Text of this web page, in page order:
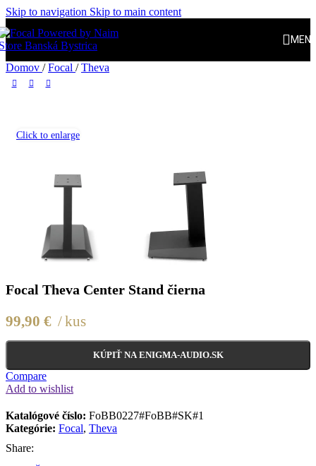
Skip to navigation Skip to main content
Domov / Focal / Theva
Click to enlarge
Focal Theva Center Stand čierna
99,90 € kus
KÚPIŤ NA ENIGMA-AUDIO.SK
Compare
Add to wishlist
Katalógové číslo: FoBB0227#FoBB#SK#1
Kategórie: Focal, Theva
Share: